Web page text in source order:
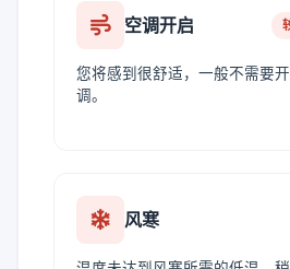
空调开启
您将感到很舒适，一般不需要
调。
风寒